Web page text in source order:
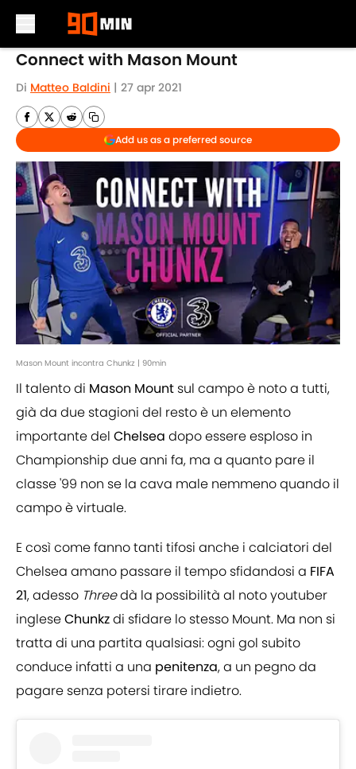
Skip to main content
Connect with Mason Mount
Di Matteo Baldini | 27 apr 2021
Add us as a preferred source
Mason Mount incontra Chunkz | 90min
Il talento di Mason Mount sul campo è noto a tutti,
già da due stagioni del resto è un elemento
importante del Chelsea dopo essere esploso in
Championship due anni fa, ma a quanto pare il
classe '99 non se la cava male nemmeno quando il
campo è virtuale.
E così come fanno tanti tifosi anche i calciatori del
Chelsea amano passare il tempo sfidandosi a FIFA
21, adesso Threedà la possibilità al noto youtuber
ingleseChunkzdi sfidare lo stesso Mount. Ma non si
tratta di una partita qualsiasi: ogni gol subito
conduce infatti a una penitenza, a un pegno da
pagare senza potersi tirare indietro.